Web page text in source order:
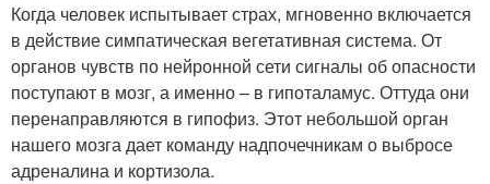
Когда человек испытывает страх, мгновенно включается
в действие симпатическая вегетативная система. От
органов чувств по нейронной сети сигналы об опасности
поступают в мозг, а именно – в гипоталамус. Оттуда они
перенаправляются в гипофиз. Этот небольшой орган
нашего мозга дает команду надпочечникам о выбросе
адреналина и кортизола.